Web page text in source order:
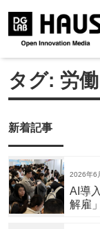
タグ: 労働
新着記事
2026年6
AI導
解雇」